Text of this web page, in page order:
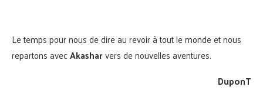
Le temps pour nous de dire au revoir à tout le monde et nous
repartons avecAkasharvers de nouvelles aventures.
DuponT